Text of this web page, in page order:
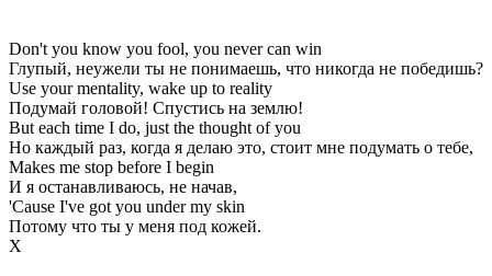
Don't you know you fool, you never can win
Глупый, неужели ты не понимаешь, что никогда не победишь?
Use your mentality, wake up to reality
Подумай головой! Спустись на землю!
But each time I do, just the thought of you
Но каждый раз, когда я делаю это, стоит мне подумать о тебе,
Makes me stop before I begin
И я останавливаюсь, не начав,
'Cause I've got you under my skin
Потому что ты у меня под кожей.
Х